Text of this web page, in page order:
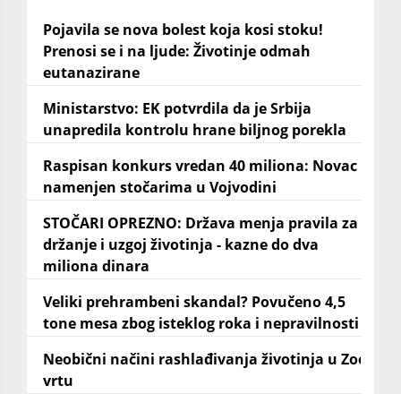
Pojavila se nova bolest koja kosi stoku!
Prenosi se i na ljude: Životinje odmah
eutanazirane
Ministarstvo: EK potvrdila da je Srbija
unapredila kontrolu hrane biljnog porekla
Raspisan konkurs vredan 40 miliona: Novac
namenjen stočarima u Vojvodini
STOČARI OPREZNO: Država menja pravila za
držanje i uzgoj životinja - kazne do dva
miliona dinara
Veliki prehrambeni skandal? Povučeno 4,5
tone mesa zbog isteklog roka i nepravilnosti
Neobični načini rashlađivanja životinja u Zoo
vrtu